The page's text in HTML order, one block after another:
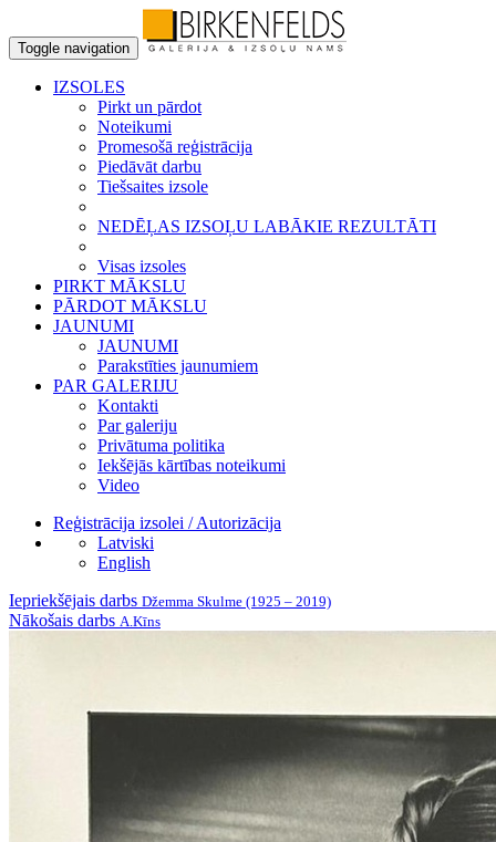
Toggle navigation
IZSOLES
Pirkt un pārdot
Noteikumi
Promesošā reģistrācija
Piedāvāt darbu
Tiešsaites izsole
NEDĒĻAS IZSOĻU LABĀKIE REZULTĀTI
Visas izsoles
PIRKT MĀKSLU
PĀRDOT MĀKSLU
JAUNUMI
JAUNUMI
Parakstīties jaunumiem
PAR GALERIJU
Kontakti
Par galeriju
Privātuma politika
Iekšējās kārtības noteikumi
Video
Reģistrācija izsolei / Autorizācija
Latviski
English
Iepriekšējais darbs Džemma Skulme (1925 – 2019)
Nākošais darbs A.Kīns